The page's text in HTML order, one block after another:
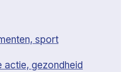
sport
actie, gezondheid